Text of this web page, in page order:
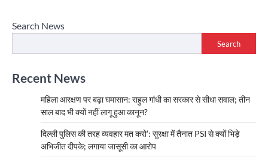
Search News
Search
Recent News
महिला आरक्षण पर बढ़ा घमासान: राहुल गांधी का सरकार से सीधा सवाल; तीन
साल बाद भी क्यों नहीं लागू हुआ कानून?
दिल्ली पुलिस की तरह व्यवहार मत करो’: सुरक्षा में तैनात PSI से क्यों भिड़े
अभिजीत दीपके; लगाया जासूसी का आरोप